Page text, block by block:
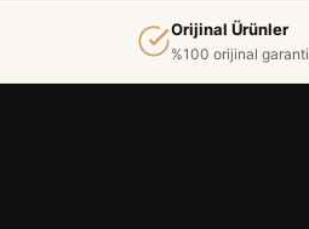
Orijinal Ürünler
%100 orijinal garanti